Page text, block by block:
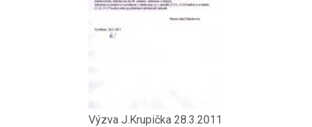
Výzva J.Krupička 28.3.2011